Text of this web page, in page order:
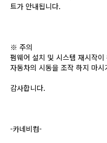
트가 안내됩니다.
※ 주의
펌웨어 설치 및 시스템 재시작
자동차의 시동을 조작 하지 마시
감사합니다.
-카네비컴-